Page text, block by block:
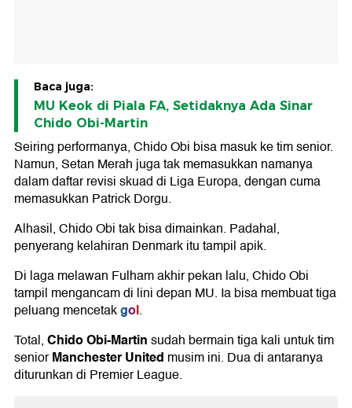
Baca juga:
MU Keok di Piala FA, Setidaknya Ada Sinar
Chido Obi-Martin
Seiring performanya, Chido Obi bisa masuk ke tim senior.
Namun, Setan Merah juga tak memasukkan namanya
dalam daftar revisi skuad di Liga Europa, dengan cuma
memasukkan Patrick Dorgu.
Alhasil, Chido Obi tak bisa dimainkan. Padahal,
penyerang kelahiran Denmark itu tampil apik.
Di laga melawan Fulham akhir pekan lalu, Chido Obi
tampil mengancam di lini depan MU. Ia bisa membuat tiga
peluang mencetakgol.
Total,Chido Obi-Martinsudah bermain tiga kali untuk tim
seniorManchester United musim ini. Dua di antaranya
diturunkan di Premier League.